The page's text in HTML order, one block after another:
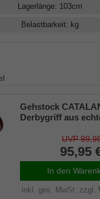
Lagerlänge: 103cm
Belastbarkeit: kg
Gehstock
Derbygriff aus
geflammt,
Silber-
Stock aus
Buchenholz,
Gummipuffer.
UVP
95,95
In den
inkl. ges. MwSt. zzgl.